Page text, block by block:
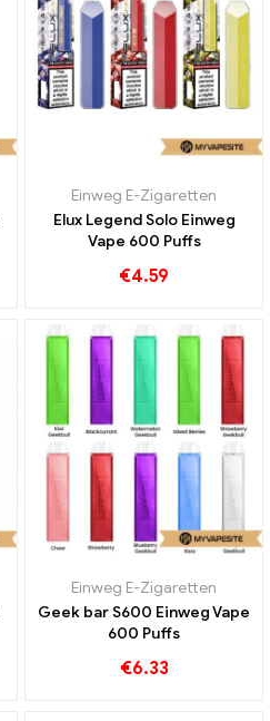
Einweg E-Zigaretten
Elux Legend Solo Einweg
Vape 600 Puffs
€4.59
Einweg E-Zigaretten
Geek bar S600 Einweg Vape
600 Puffs
€6.33